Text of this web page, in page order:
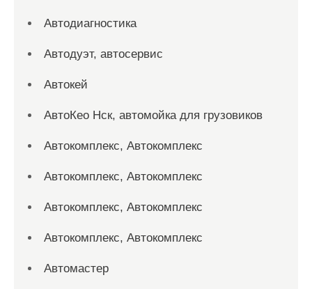
Автодиагностика
Автодуэт, автосервис
Автокей
АвтоКео Нск, автомойка для грузовиков
Автокомплекс, Автокомплекс
Автокомплекс, Автокомплекс
Автокомплекс, Автокомплекс
Автокомплекс, Автокомплекс
Автомастер